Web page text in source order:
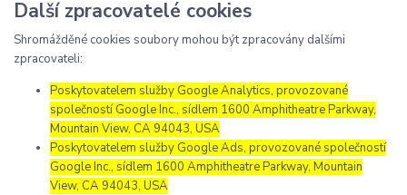
Další zpracovatelé cookies
Shromážděné cookies soubory mohou být zpracovány dalšími
zpracovateli:
Poskytovatelem služby Google Analytics, provozované
společností Google Inc., sídlem 1600 Amphitheatre Parkway,
Mountain View, CA 94043, USA
Poskytovatelem služby Google Ads, provozované společností
Google Inc., sídlem 1600 Amphitheatre Parkway, Mountain
View, CA 94043, USA